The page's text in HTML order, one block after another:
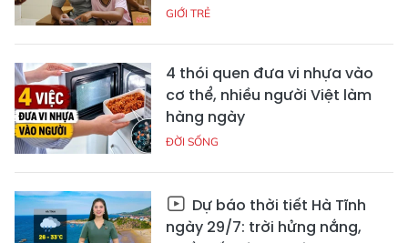
GIỚI TRẺ
4 thói quen đưa vi nhựa vào
cơ thể, nhiều người Việt làm
hàng ngày
ĐỜI SỐNG
Dự báo thời tiết Hà Tĩnh
ngày 29/7: trời hửng nắng,